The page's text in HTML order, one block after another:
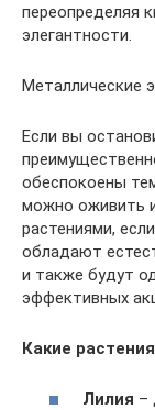
переопределяя
элегантности.
Металлические
Если вы
обеспокоены
можно оживить
растениями,
обладают
и также будут
эффективных
Какие
Лилия –